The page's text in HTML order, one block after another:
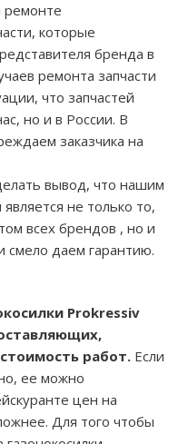
ремонте
которые
бренда в
ремонта запчасти
что запчастей
но и в России. В
заказчика на
вывод, что нашим
не только то,
всех брендов , но и
смело даем гарантию.
Prokressiv
работ. Если
ее можно
цен на
Для того чтобы